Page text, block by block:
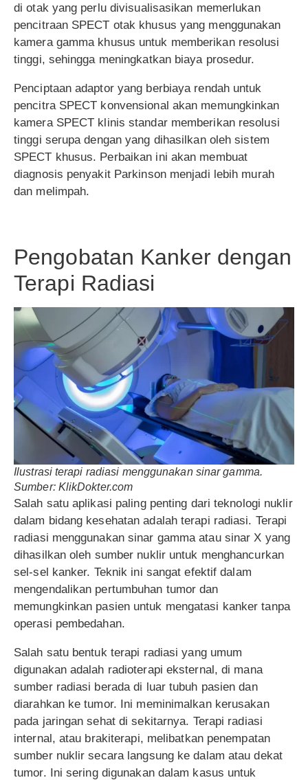
di otak yang perlu divisualisasikan memerlukan
pencitraan SPECT otak khusus yang menggunakan
kamera gamma khusus untuk memberikan resolusi
tinggi, sehingga meningkatkan biaya prosedur.
Penciptaan adaptor yang berbiaya rendah untuk
pencitra SPECT konvensional akan memungkinkan
kamera SPECT klinis standar memberikan resolusi
tinggi serupa dengan yang dihasilkan oleh sistem
SPECT khusus. Perbaikan ini akan membuat
diagnosis penyakit Parkinson menjadi lebih murah
dan melimpah.
Pengobatan Kanker dengan
Terapi Radiasi
Ilustrasi terapi radiasi menggunakan sinar gamma.
Sumber: KlikDokter.com
Salah satu aplikasi paling penting dari teknologi nuklir
dalam bidang kesehatan adalah terapi radiasi. Terapi
radiasi menggunakan sinar gamma atau sinar X yang
dihasilkan oleh sumber nuklir untuk menghancurkan
sel-sel kanker. Teknik ini sangat efektif dalam
mengendalikan pertumbuhan tumor dan
memungkinkan pasien untuk mengatasi kanker tanpa
operasi pembedahan.
Salah satu bentuk terapi radiasi yang umum
digunakan adalah radioterapi eksternal, di mana
sumber radiasi berada di luar tubuh pasien dan
diarahkan ke tumor. Ini meminimalkan kerusakan
pada jaringan sehat di sekitarnya. Terapi radiasi
internal, atau brakiterapi, melibatkan penempatan
sumber nuklir secara langsung ke dalam atau dekat
tumor. Ini sering digunakan dalam kasus untuk